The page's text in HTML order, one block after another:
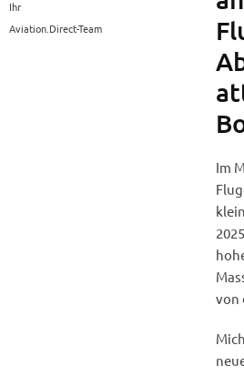
Ihr
Aviation.Direct-Team
Im
von